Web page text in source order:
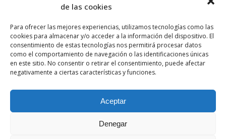
de las cookies
Para ofrecer las mejores experiencias, utilizamos tecnologías como las
cookies para almacenar y/o acceder a la información del dispositivo. El
consentimiento de estas tecnologías nos permitirá procesar datos
como el comportamiento de navegación o las identificaciones únicas
en este sitio. No consentir o retirar el consentimiento, puede afectar
negativamente a ciertas características y funciones.
Aceptar
Denegar
Política de cookies
Aviso legal
Canal ético
SÍGUENOS EN